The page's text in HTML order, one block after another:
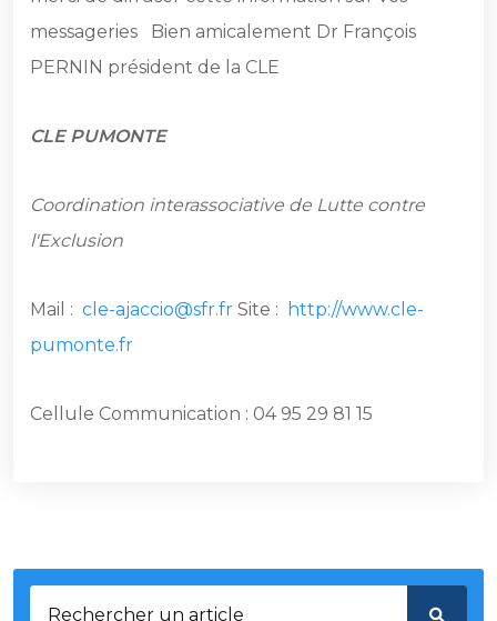
messageries Bien amicalement ‌Dr François
PERNIN président de la CLE
CLE PUMONTE
Coordination interassociative de Lutte contre
l'Exclusion
Mail : cle-ajaccio@sfr.fr Site :
http://www.cle-
pumonte.fr
Cellule Communication : 04 95 29 81 15